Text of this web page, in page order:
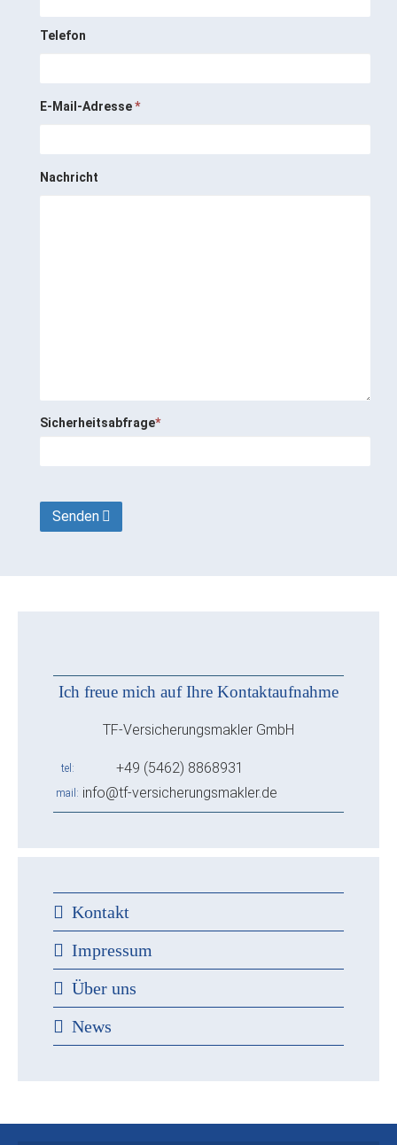
Telefon
E-Mail-Adresse*
Nachricht
Sicherheitsabfrage*
Senden
Ich freue mich auf Ihre Kontaktaufnahme
TF-Versicherungsmakler GmbH
tel +49 (5462) 8868931
mail info@tf-versicherungsmakler.de
Kontakt
Impressum
Über uns
News